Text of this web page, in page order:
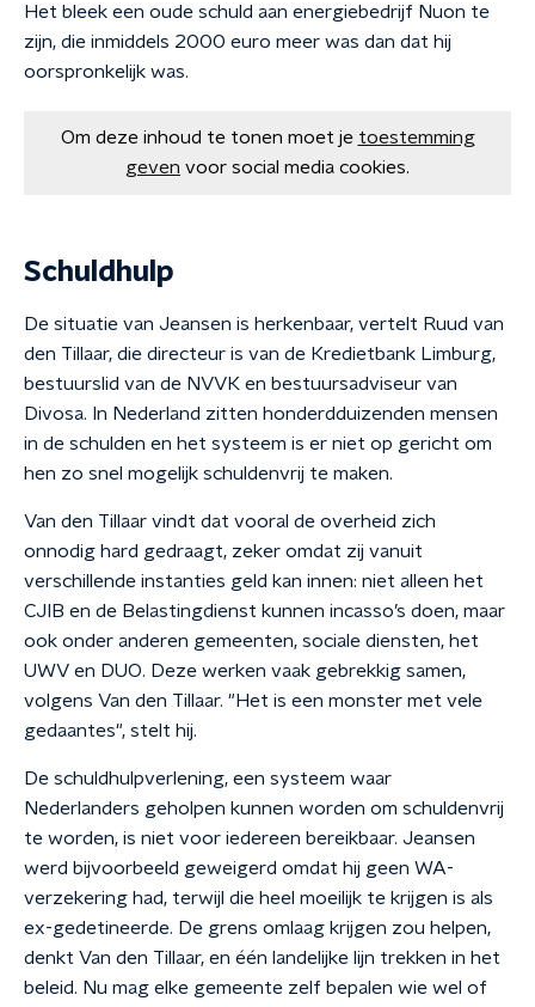
Het bleek een oude schuld aan energiebedrijf Nuon te
zijn, die inmiddels 2000 euro meer was dan dat hij
oorspronkelijk was.
Om deze inhoud te tonen moet je toestemming
geven voor social media cookies.
Schuldhulp
De situatie van Jeansen is herkenbaar, vertelt Ruud van
den Tillaar, die directeur is van de Kredietbank Limburg,
bestuurslid van de NVVK en bestuursadviseur van
Divosa. In Nederland zitten honderdduizenden mensen
in de schulden en het systeem is er niet op gericht om
hen zo snel mogelijk schuldenvrij te maken.
Van den Tillaar vindt dat vooral de overheid zich
onnodig hard gedraagt, zeker omdat zij vanuit
verschillende instanties geld kan innen: niet alleen het
CJIB en de Belastingdienst kunnen incasso’s doen, maar
ook onder anderen gemeenten, sociale diensten, het
UWV en DUO. Deze werken vaak gebrekkig samen,
volgens Van den Tillaar. "Het is een monster met vele
gedaantes", stelt hij.
De schuldhulpverlening, een systeem waar
Nederlanders geholpen kunnen worden om schuldenvrij
te worden, is niet voor iedereen bereikbaar. Jeansen
werd bijvoorbeeld geweigerd omdat hij geen WA-
verzekering had, terwijl die heel moeilijk te krijgen is als
ex-gedetineerde. De grens omlaag krijgen zou helpen,
denkt Van den Tillaar, en één landelijke lijn trekken in het
beleid. Nu mag elke gemeente zelf bepalen wie wel of